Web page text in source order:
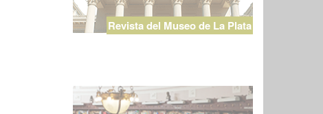
Revista del Museo de La Plata